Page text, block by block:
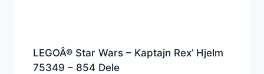
LEGOÂ® Star Wars – Kaptajn Rex’ Hjelm
75349 – 854 Dele